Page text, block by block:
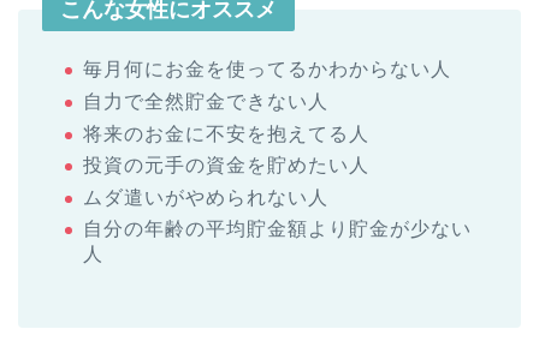
こんな女性にオススメ
毎月何にお金を使ってるかわからない人
自力で全然貯金できない人
将来のお金に不安を抱えてる人
投資の元手の資金を貯めたい人
ムダ遣いがやめられない人
自分の年齢の平均貯金額より貯金が少ない
人